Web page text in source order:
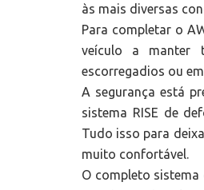
às mais diversas
Para completar o
veículo a manter
escorregadios ou
A segurança está
sistema RISE de
Tudo isso para
muito confortável.
O completo sistema